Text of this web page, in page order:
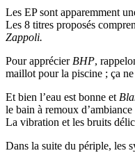
Les EP sont apparemment
Les 8 titres proposés
Zappoli.
Pour apprécier BHP,
maillot pour la piscine ; ça
Et bien l’eau est bonne et
le bain à remoux
La vibration et les bruits
Dans la suite du périple, les